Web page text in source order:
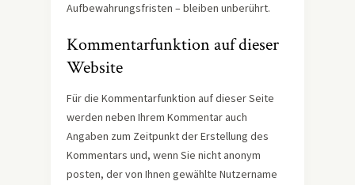
Aufbewahrungsfristen – bleiben unberührt.
Kommentar­funktion auf dieser
Website
Für die Kommentarfunktion auf dieser Seite
werden neben Ihrem Kommentar auch
Angaben zum Zeitpunkt der Erstellung des
Kommentars und, wenn Sie nicht anonym
posten, der von Ihnen gewählte Nutzername